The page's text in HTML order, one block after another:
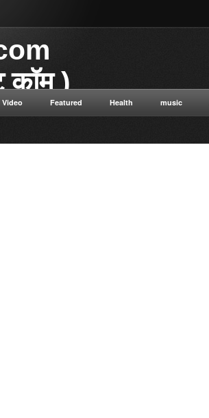
कॉम )
डॉट कॉम विज्ञान से संबंधित
सत्य सनातन संस्कृति नई नई
सेक्स संबंधित रोग एवं उपचार की
Video Featured Health music